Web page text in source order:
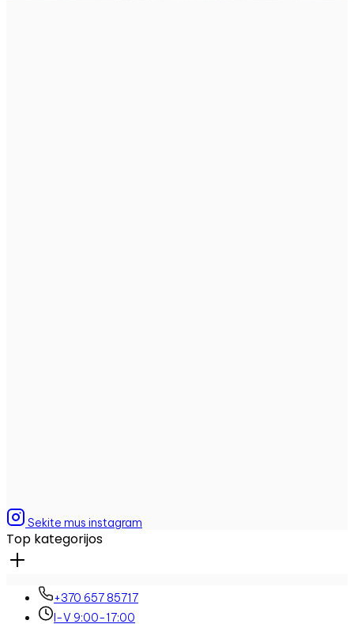
Sekite mus instagram
Top kategorijos
+370 657 85717
I-V 9:00-17:00